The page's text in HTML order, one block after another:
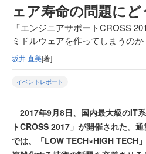
ェア寿命の問題に
「エンジニアサポートCROSS
ミドルウェアを作ってしまうの
坂井 直美[著]
イベントレポート
2017年9月8日、国内最大級のIT
トCROSS 2017」が開催された。
では、「LOW TECH×HIGH TECH